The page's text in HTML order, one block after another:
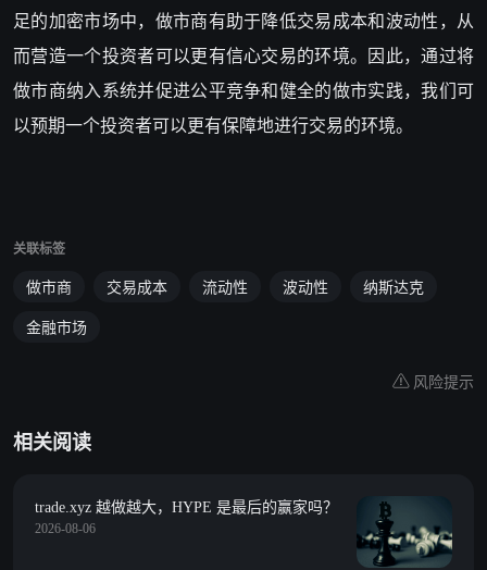
足的加密市场中，做市商有助于降低交易成本和波动性，从
而营造一个投资者可以更有信心交易的环境。因此，通过将
做市商纳入系统并促进公平竞争和健全的做市实践，我们可
以预期一个投资者可以更有保障地进行交易的环境。
关联标签
做市商 交易成本 流动性 波动性
纳斯达克
金融市场
风险提示
相关阅读
trade.xyz 越做越大，HYPE 是最后的赢家吗？
2026-08-06